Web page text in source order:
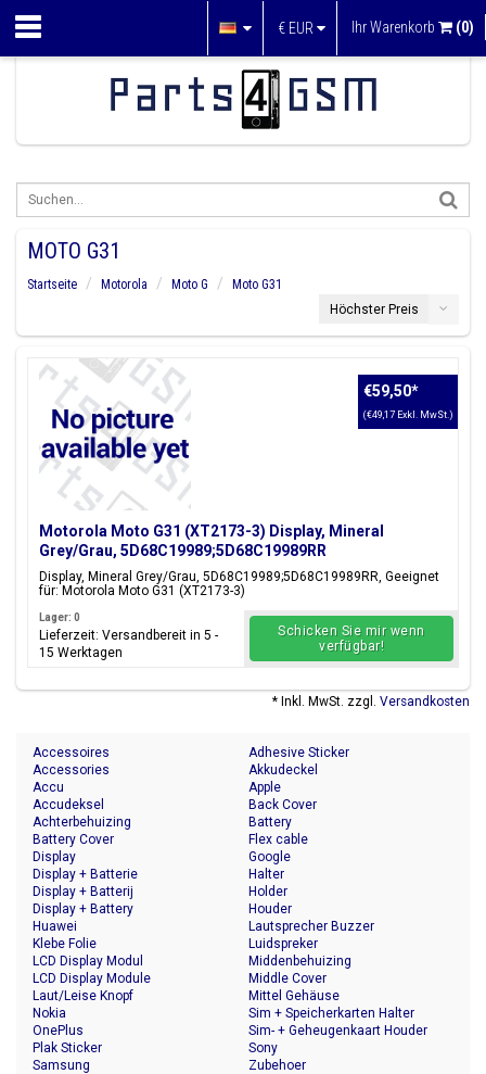
€ EUR Ihr Warenkorb (0)
MOTO G31
Startseite Motorola Moto G
Moto G31
Höchster Preis
Motorola Moto G31 (XT2173-3) Display, Mineral
Grey/Grau, 5D68C19989;5D68C19989RR
Display, Mineral Grey/Grau, 5D68C19989;5D68C19989RR, Geeignet
für: Motorola Moto G31 (XT2173-3)
€59,50*
(€49,17 Exkl. MwSt.)
Lager: 0
Lieferzeit: Versandbereit in 5 -
15 Werktagen
Schicken Sie mir wenn
verfügbar!
* Inkl. MwSt. zzgl. Versandkosten
Accessoires
Accessories
Accu
Accudeksel
Achterbehuizing
Adhesive Sticker
Akkudeckel
Apple
Back Cover
Battery
Battery Cover
Display
Display + Batterie
Display + Batterij
Display + Battery
Flex cable
Google
Halter
Holder
Houder
Huawei
Klebe Folie
LCD Display Modul
LCD Display Module
Laut/Leise Knopf
Lautsprecher Buzzer
Luidspreker
Middenbehuizing
Middle Cover
Mittel Gehäuse
Nokia
OnePlus
Plak Sticker
Samsung
Sim + Speicherkarten Halter
Sim- + Geheugenkaart Houder
Sony
Zubehoer